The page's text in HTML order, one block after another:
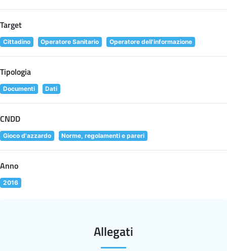
Target
Cittadino Operatore Sanitario Operatore dell'informazione
Tipologia
Documenti Dati
CNDD
Gioco d'azzardo Norme, regolamenti e pareri
Anno
2016
Allegati